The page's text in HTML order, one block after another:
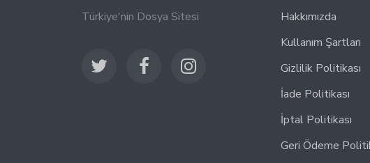
Türkiye'nin Dosya Sitesi
Hakkımızda
Kullanım Şartları
Gizlilik Politikası
İade Politikası
İptal Politikası
Geri Ödeme